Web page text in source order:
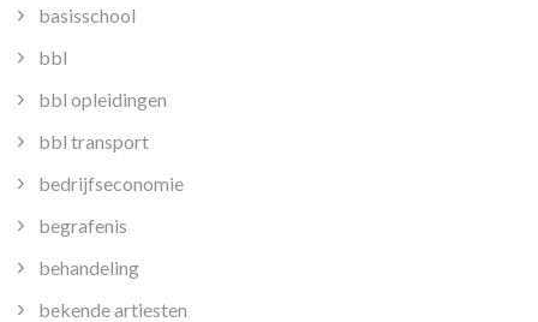
basisschool
bbl
bbl opleidingen
bbl transport
bedrijfseconomie
begrafenis
behandeling
bekende artiesten